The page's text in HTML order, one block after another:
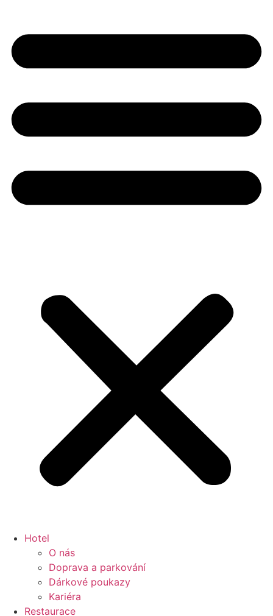
Hotel
O nás
Doprava a parkování
Dárkové poukazy
Kariéra
Restaurace